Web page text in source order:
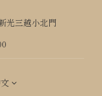
光三越小北門